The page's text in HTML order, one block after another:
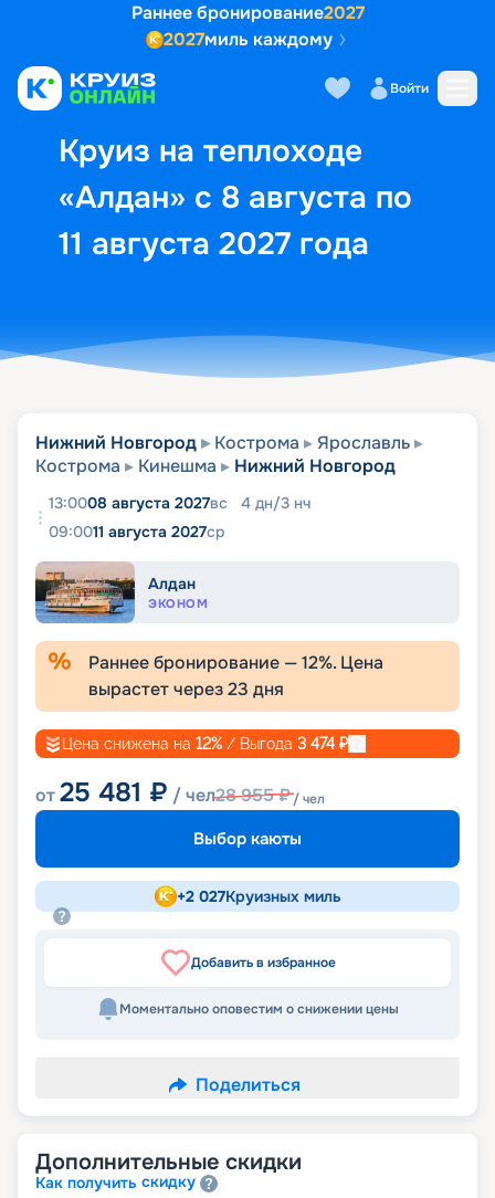
Раннее бронирование2027
2027миль каждому
Войти
Круиз на теплоходе
«Алдан» с 8 августа по
11 августа 2027 года
Выбор кают Маршрут и
Нижний Новгород Кострома
Ярославль
Кострома
Кинешма Нижний Новгород
13:0008 августа 2027вс 4 дн/3 нч
09:0011 августа 2027ср
Алдан
ЭКОНОМ
Раннее бронирование —12%. Цена
вырастет через23 дня
Цена снижена на 12% / Выгода 3 474 ₽
от25 481 ₽ / чел28 955₽/ чел
Выбор каюты
+2 027Круизных миль
Добавить в избранное
Моментально оповестим о снижении цены
Поделиться
Дополнительные скидки
Как получить скидку